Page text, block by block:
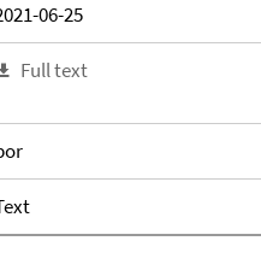
06-25
Full text